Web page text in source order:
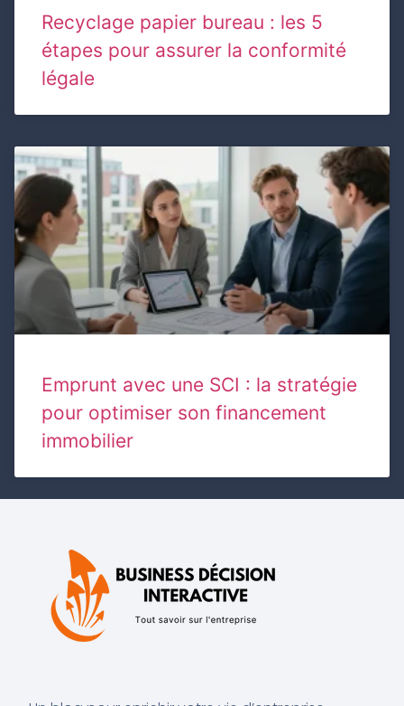
Recyclage papier bureau : les 5
étapes pour assurer la conformité
légale
Emprunt avec une SCI : la stratégie
pour optimiser son financement
immobilier